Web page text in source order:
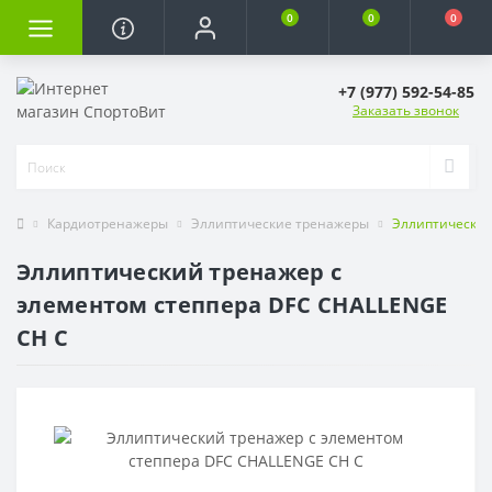
0 0 0
+7 (977) 592-54-85
Заказать звонок
Кардиотренажеры Эллиптические тренажеры
Эллиптический тренажер с
элементом степпера DFC CHALLENGE
CH C